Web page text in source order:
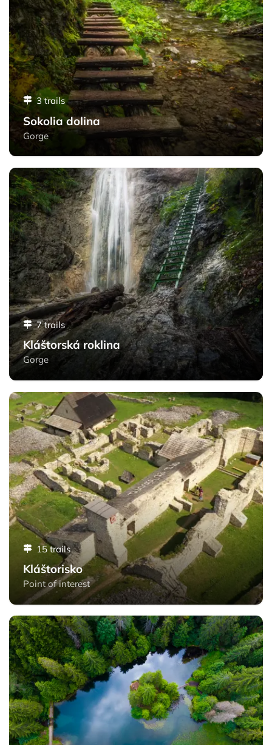
3 trails
Sokolia dolina
Gorge
Kláštorská roklina - Slovak Paradise
7 trails
Kláštorská roklina
Gorge
Kláštorisko - Slovak Paradise
15 trails
Kláštorisko
Point of interest
Blajzloch - Slovak Paradise